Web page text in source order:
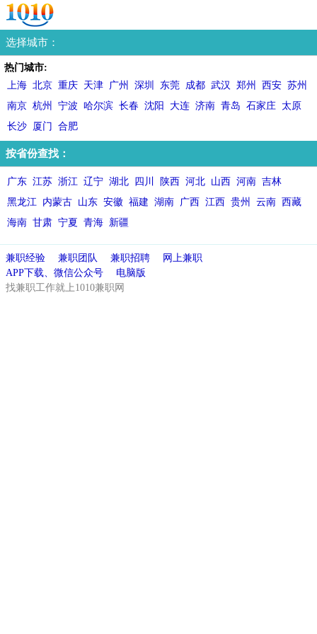
选择城市：
热门城市:
上海 北京 重庆 天津 广州 深圳 东莞 成都 武汉 郑州 西安 苏州
南京 杭州 宁波 哈尔滨 长春 沈阳 大连 济南 青岛 石家庄 太原
长沙 厦门 合肥
按省份查找：
广东 江苏 浙江 辽宁 湖北 四川 陕西 河北 山西 河南 吉林
黑龙江 内蒙古 山东 安徽 福建 湖南 广西 江西 贵州 云南 西藏
海南 甘肃 宁夏 青海 新疆
兼职经验 兼职团队 兼职招聘
网上兼职
APP下载、微信公众号
电脑版
找兼职工作就上1010兼职网